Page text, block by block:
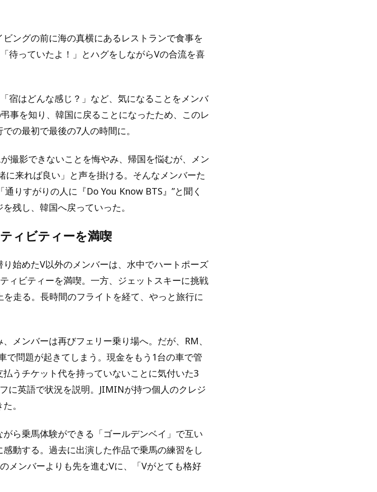
ングの前に海の真横にあるレストランで食事を
待っていたよ！」とハグをしながらVの合流を喜
宿はどんな感じ？」など、気になることをメンバ
事を知り、韓国に戻ることになったため、このレ
の最初で最後の7人の時間に。
撮影できないことを悔やみ、帰国を悩むが、メン
に来れば良い」と声を掛ける。そんなメンバーた
りすがりの人に『Do You Know BTS』”と聞く
残し、韓国へ戻っていった。
ィビティーを満喫
始めたV以外のメンバーは、水中でハートポーズ
ィビティーを満喫。一方、ジェットスキーに挑戦
を走る。長時間のフライトを経て、やっと旅行に
メンバーは再びフェリー乗り場へ。だが、RM、
で問題が起きてしまう。現金をもう1台の車で管
うチケット代を持っていないことに気付いた3
に英語で状況を説明。JIMINが持つ個人のクレジ
。
ら乗馬体験ができる「ゴールデンベイ」で互い
動する。過去に出演した作品で乗馬の練習をし
メンバーよりも先を進むVに、「Vがとても格好